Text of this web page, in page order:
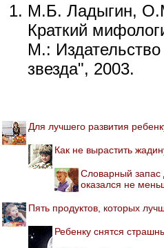
М.Б. Ладыгин,
Краткий
М.:
звезда", 2003.
Для лучшего развития
Как не вырастить
Словарный запас
оказался не
Пять продуктов, которых
Ребенку снятся